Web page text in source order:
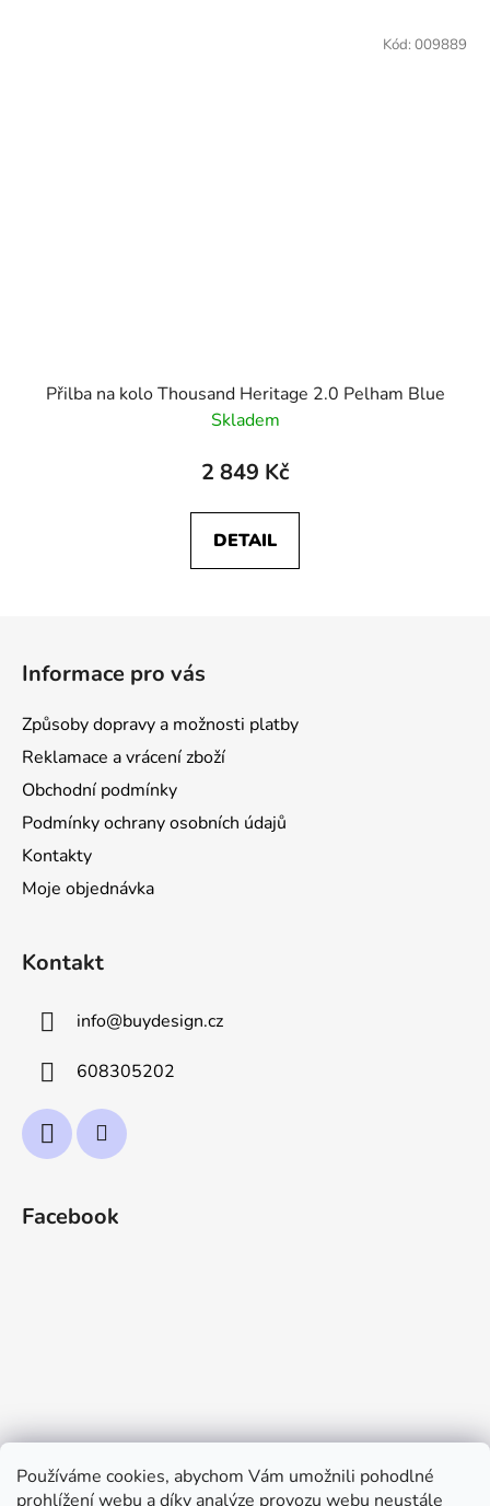
Používáme cookies, abychom Vám umožnili pohodlné
prohlížení webu a díky analýze provozu webu neustále
Přilba na kolo Thousand Heritage 2.0 Pelham Blue
Skladem
2 849 Kč
DETAIL
Kód: 009889
Informace pro vás
Způsoby dopravy a možnosti platby
Reklamace a vrácení zboží
Obchodní podmínky
Podmínky ochrany osobních údajů
Kontakty
Moje objednávka
Kontakt
info@buydesign.cz
608305202
Facebook